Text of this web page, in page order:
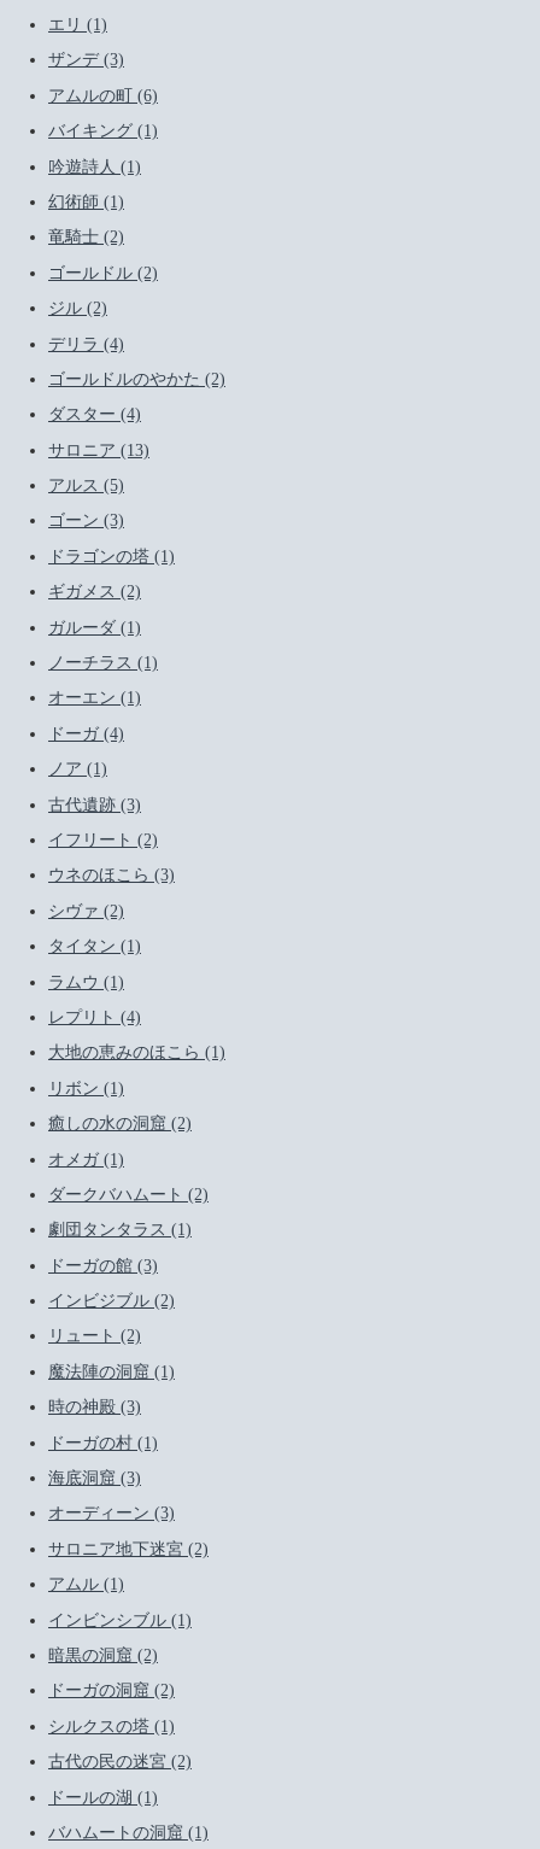
エリ (1)
ザンデ (3)
アムルの町 (6)
バイキング (1)
吟遊詩人 (1)
幻術師 (1)
竜騎士 (2)
ゴールドル (2)
ジル (2)
デリラ (4)
ゴールドルのやかた (2)
ダスター (4)
サロニア (13)
アルス (5)
ゴーン (3)
ドラゴンの塔 (1)
ギガメス (2)
ガルーダ (1)
ノーチラス (1)
オーエン (1)
ドーガ (4)
ノア (1)
古代遺跡 (3)
イフリート (2)
ウネのほこら (3)
シヴァ (2)
タイタン (1)
ラムウ (1)
レプリト (4)
大地の恵みのほこら (1)
リボン (1)
癒しの水の洞窟 (2)
オメガ (1)
ダークバハムート (2)
劇団タンタラス (1)
ドーガの館 (3)
インビジブル (2)
リュート (2)
魔法陣の洞窟 (1)
時の神殿 (3)
ドーガの村 (1)
海底洞窟 (3)
オーディーン (3)
サロニア地下迷宮 (2)
アムル (1)
インビンシブル (1)
暗黒の洞窟 (2)
ドーガの洞窟 (2)
シルクスの塔 (1)
古代の民の迷宮 (2)
ドールの湖 (1)
バハムートの洞窟 (1)